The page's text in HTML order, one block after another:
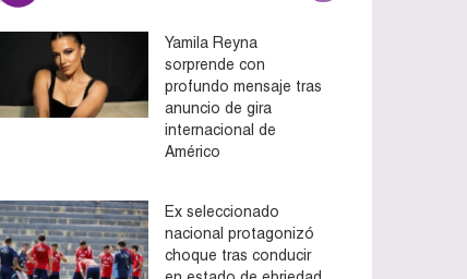
Yamila Reyna
sorprende con
profundo mensaje tras
anuncio de gira
internacional de
Américo
Ex seleccionado
nacional protagonizó
choque tras conducir